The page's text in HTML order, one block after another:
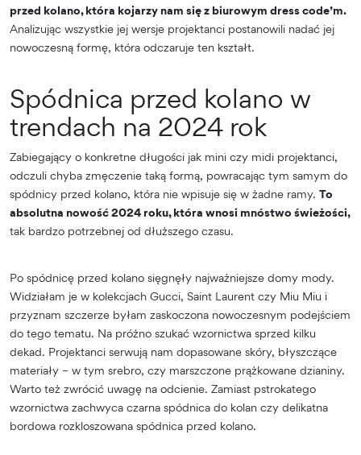
przed kolano, która kojarzy nam się z biurowym dress code’m.
Analizując wszystkie jej wersje projektanci postanowili nadać jej
nowoczesną formę, która odczaruje ten kształt.
Spódnica przed kolano w
trendach na 2024 rok
Zabiegający o konkretne długości jak mini czy midi projektanci,
odczuli chyba zmęczenie taką formą, powracając tym samym do
spódnicy przed kolano, która nie wpisuje się w żadne ramy. To
absolutna nowość 2024 roku, która wnosi mnóstwo świeżości,
tak bardzo potrzebnej od dłuższego czasu.
Po spódnicę przed kolano sięgnęły najważniejsze domy mody.
Widziałam je w kolekcjach Gucci, Saint Laurent czy Miu Miu i
przyznam szczerze byłam zaskoczona nowoczesnym podejściem
do tego tematu. Na próżno szukać wzornictwa sprzed kilku
dekad. Projektanci serwują nam dopasowane skóry, błyszczące
materiały – w tym srebro, czy marszczone prążkowane dzianiny.
Warto też zwrócić uwagę na odcienie. Zamiast pstrokatego
wzornictwa zachwyca czarna spódnica do kolan czy delikatna
bordowa rozkloszowana spódnica przed kolano.